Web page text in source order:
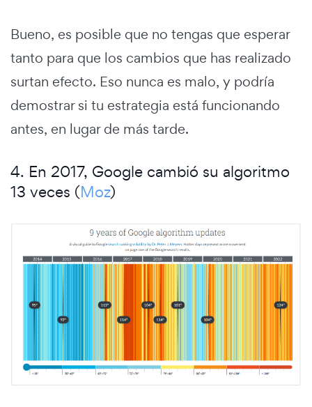
Bueno, es posible que no tengas que esperar
tanto para que los cambios que has realizado
surtan efecto. Eso nunca es malo, y podría
demostrar si tu estrategia está funcionando
antes, en lugar de más tarde.
4. En 2017, Google cambió su algoritmo
13 veces (Moz)